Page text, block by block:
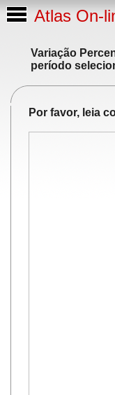
Atlas On-
Variação
período
Por favor, leia